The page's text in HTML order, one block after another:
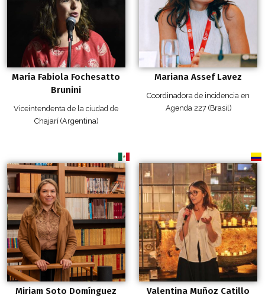
María Fabiola Fochesatto
Brunini
Viceintendenta de la ciudad de
Chajarí (Argentina)
Mariana Assef Lavez
Coordinadora de incidencia en
Agenda 227 (Brasil)
Miriam Soto Domínguez Valentina Muñoz Catillo